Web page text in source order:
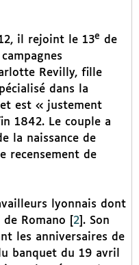
il rejoint le 13e de
Revilly, fille
dans la
est « justement
1842. Le couple a
la naissance de
recensement de
lyonnais dont
Romano
2] . Son
les anniversaires de
banquet du 19 avril